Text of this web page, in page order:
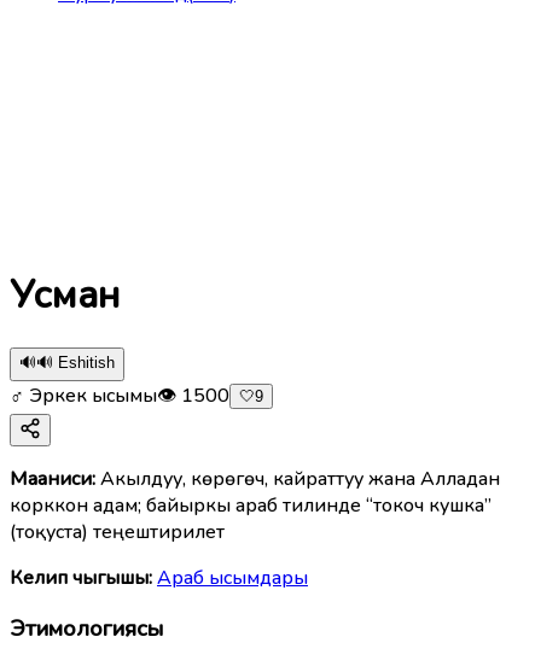
Усман
🔊🔊 Eshitish
♂ Эркек ысымы👁 1500 🤍9
Мааниcи:Акылдуу, көрөгөч, кайраттуу жана Алладан
корккон адам; байыркы араб тилинде “токоч кушка”
(тоқуста) теңештирилет
Келип чыгышы:Араб ысымдары
Этимологиясы